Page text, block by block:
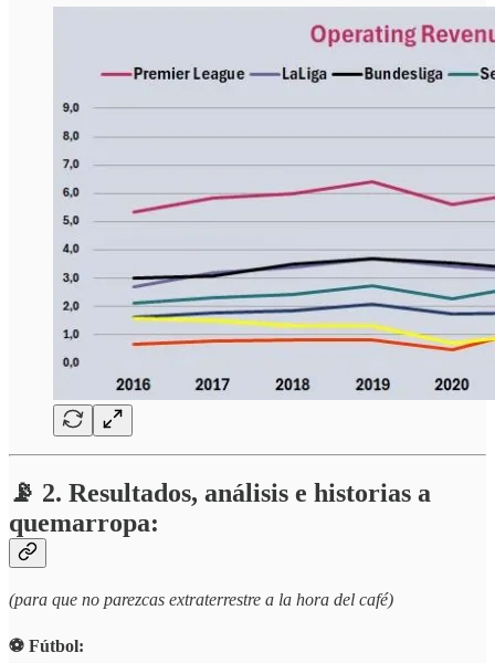
📡 2. Resultados, análisis e historias a
quemarropa:
(para que no parezcas extraterrestre a la hora del café)
⚽️ Fútbol: